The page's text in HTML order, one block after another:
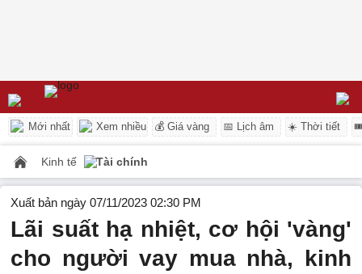
Mới nhất Xem nhiều 💰 Giá vàng 📅 Lịch âm ☀️ Thời tiết
Kinh tế Tài chính
Xuất bản ngày 07/11/2023 02:30 PM
Lãi suất hạ nhiệt, cơ hội 'vàng'
cho người vay mua nhà, kinh